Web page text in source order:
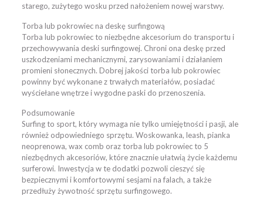
starego, zużytego wosku przed nałożeniem nowej warstwy.
Torba lub pokrowiec na deskę surfingową
Torba lub pokrowiec to niezbędne akcesorium do transportu i
przechowywania deski surfingowej. Chroni ona deskę przed
uszkodzeniami mechanicznymi, zarysowaniami i działaniem
promieni słonecznych. Dobrej jakości torba lub pokrowiec
powinny być wykonane z trwałych materiałów, posiadać
wyściełane wnętrze i wygodne paski do przenoszenia.
Podsumowanie
Surfing to sport, który wymaga nie tylko umiejętności i pasji, ale
również odpowiedniego sprzętu. Woskowanka, leash, pianka
neoprenowa, wax comb oraz torba lub pokrowiec to 5
niezbędnych akcesoriów, które znacznie ułatwią życie każdemu
surferowi. Inwestycja w te dodatki pozwoli cieszyć się
bezpiecznymi i komfortowymi sesjami na falach, a także
przedłuży żywotność sprzętu surfingowego.